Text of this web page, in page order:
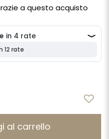
a questo acquisto
al carrello